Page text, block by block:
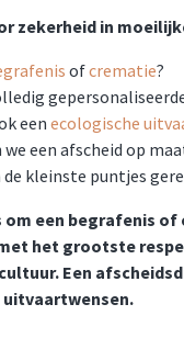
zekerheid in
ofcrematie?
eenecologische
we een afscheid op
kleinste puntjes
om een begrafenis
het grootste
Een